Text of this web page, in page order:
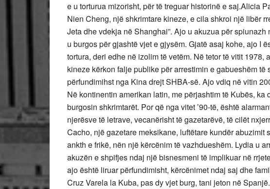
e u torturua mizorisht, për të treguar historinë e saj.Alicia
Nien Cheng, një shkrimtare kineze, e cila shkroi një libër
Jeta dhe vdekja në Shanghai”. Ajo u akuzua për
u burgos për gjashtë vjet e gjysëm. Gjatë asaj kohe, ajo I
tortura, deri edhe në izolim të vetëm. Në tetor të vitit
kineze kërkon falje publike për arrestimin e gabueshëm
përfundimihst nga Kina drejt SHBA-së. Ajo vdiq në vitin
Në kontinentin amerikan latin, me përjashtim të Kubës, ka
burgosin shkrimtarët. Por që nga vitet ’90-të, është
njerësve të letrave, vecanërisht të gazetarëvë, të cilët
Cacho, një gazetare meksikane, luftëtare kundër abuzimit
ankth e frikë, nën një kërcënim të vazhdueshëm. Lydia u
akuzën e shpifjes ndaj një bisnesmeni të implikuar në
ajo është liruar përfundimisht, kërcënimet ndaj saj dhe
Cruz Varela la Kuba, pas dy vjet burg, tani jeton në